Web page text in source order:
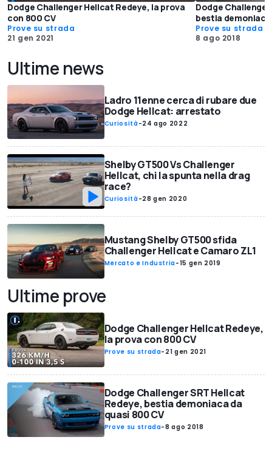
Dodge Challenger Hellcat Redeye, la prova
con 800 CV
Prove su strada
21 gen 2021
Dodge
bestia demoniaca
Prove su strada
8 ago 2018
Ultime news
Ladro 11enne cerca di rubare due
Dodge Hellcat: arrestato
Curiosità-24 ago 2022
Shelby GT500 Vs Challenger
Hellcat, chi la spunta nella drag
race?
Curiosità-28 gen 2020
Mustang Shelby GT500 sfida
Challenger Hellcat e Camaro ZL1
Mercato e Industria-15 gen 2019
Ultime prove
Dodge Challenger Hellcat Redeye,
la prova con 800 CV
Prove su strada- 21 gen 2021
Dodge Challenger SRT Hellcat
Redeye, bestia demoniaca da
quasi 800 CV
Prove su strada-8 ago 2018